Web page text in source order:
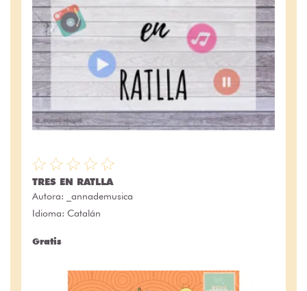
TRES EN RATLLA
Autora:
_annademusica
Idioma: Catalán
Gratis